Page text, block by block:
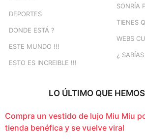
DEPORTES
DONDE ESTÁ ?
ESTE MUNDO !!!
ESTO ES INCREIBLE !!!
SONRÍA
TIENES
WEBS
¿
LO ÚLTIMO QUE
Compra un vestido de lujo Miu Miu
tienda benéfica y se vuelve viral